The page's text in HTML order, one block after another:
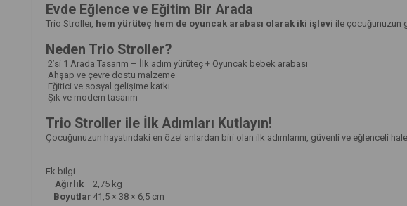
Evde Eğlence ve Eğitim Bir Arada
Trio Stroller, hem yürüteç hem de oyuncak arabası olarak iki işlevi ile çocuğunuzun
Neden Trio Stroller?
2’si 1 Arada Tasarım – İlk adım yürüteç + Oyuncak bebek arabası
Ahşap ve çevre dostu malzeme
Eğitici ve sosyal gelişime katkı
Şık ve modern tasarım
Trio Stroller ile İlk Adımları Kutlayın!
Çocuğunuzun hayatındaki en özel anlardan biri olan ilk adımlarını, güvenli ve eğlenceli
Ek bilgi
Ağırlık
2,75 kg
Boyutlar 41,5 × 38 × 6,5 cm